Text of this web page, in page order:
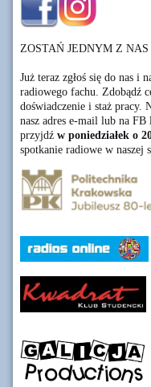
ZOSTAŃ JEDNYM Z NAS
Już teraz zgłoś się do nas i
radiowego fachu. Zdobądź
doświadczenie i staż pracy.
nasz adres e-mail lub na FB
przyjdź w poniedziałek o
spotkanie radiowe w naszej